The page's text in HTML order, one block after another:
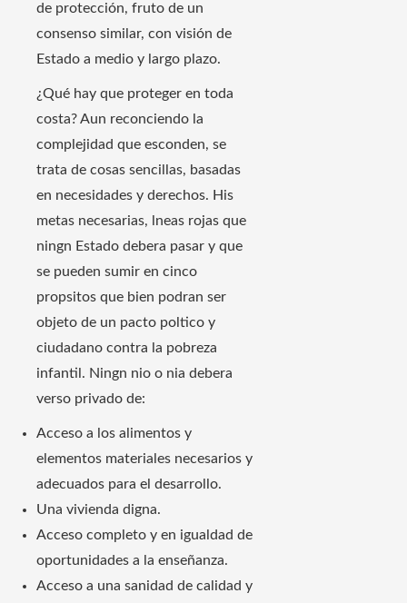
de protección, fruto de un
consenso similar, con visión de
Estado a medio y largo plazo.
¿Qué hay que proteger en toda
costa? Aun reconciendo la
complejidad que esconden, se
trata de cosas sencillas, basadas
en necesidades y derechos. His
metas necesarias, lneas rojas que
ningn Estado debera pasar y que
se pueden sumir en cinco
propsitos que bien podran ser
objeto de un pacto poltico y
ciudadano contra la pobreza
infantil. Ningn nio o nia debera
verso privado de:
Acceso a los alimentos y
elementos materiales necesarios y
adecuados para el desarrollo.
Una vivienda digna.
Acceso completo y en igualdad de
oportunidades a la enseñanza.
Acceso a una sanidad de calidad y